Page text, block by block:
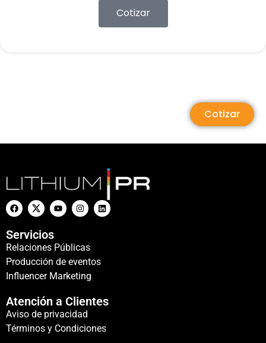
Cotizar
Cotizar
Servicios
Relaciones Públicas
Producción de eventos
Influencer Marketing
Atención a Clientes
Aviso de privacidad
Términos y Condiciones